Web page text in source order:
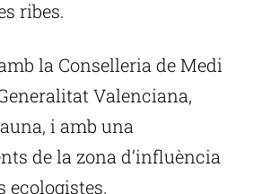
ribes.
la Conselleria de Medi
Valenciana,
i amb una
de la zona d’influència
ecologistes.